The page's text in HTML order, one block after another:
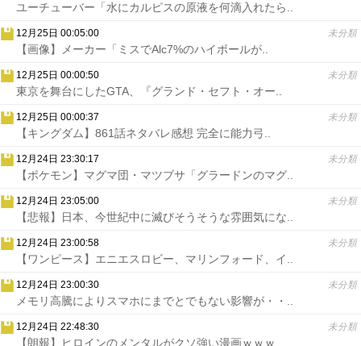
ユーチューバー「水にカルピスの原液を何滴入れたら..
12月25日 00:05:00 未分類
【画像】メーカー「ミスでAlc7%のハイボールが..
12月25日 00:00:50 未分類
東京を舞台にしたGTA、『グランド・セフト・オー..
12月25日 00:00:37 未分類
【キングダム】861話ネタバレ感想 完全に能力弓..
12月24日 23:30:17 未分類
【ポケモン】マグマ団・マツブサ「グラードンのマグ..
12月24日 23:05:00 未分類
【悲報】日本、今世紀中に滅びそうそうな雰囲気にな..
12月24日 23:00:58 未分類
【ワンピース】エニエスロビー、マリンフォード、イ..
12月24日 23:00:30 未分類
メモリ高騰によりスマホにまでとでもない影響が・・..
12月24日 22:48:30 未分類
【朗報】ヒロインのメンタルがクソ強い漫画ｗｗｗ..